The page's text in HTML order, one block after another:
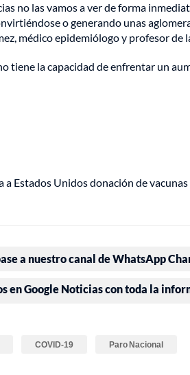
no las vamos a ver de forma
o generando unas
médico epidemiólogo y profesor de
tiene la capacidad de enfrentar un
a Estados Unidos donación de
a nuestro canal de WhatsApp
en Google Noticias con toda la
COVID-19 Paro Nacional